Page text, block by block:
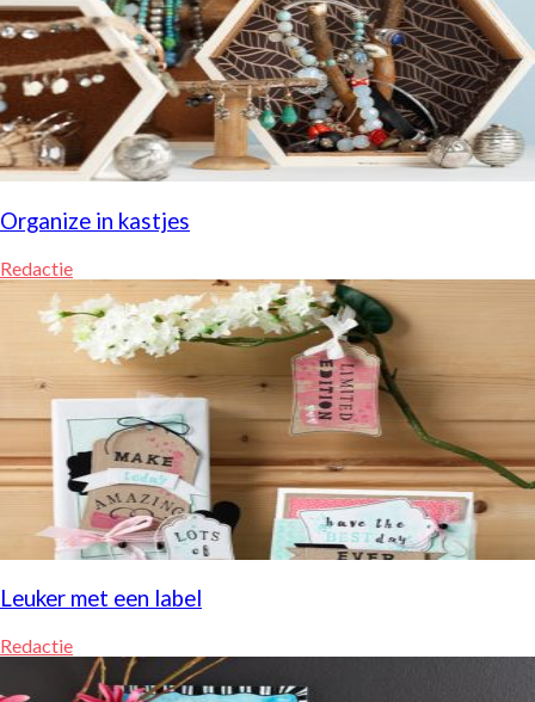
Organize in kastjes
Redactie
Leuker met een label
Redactie